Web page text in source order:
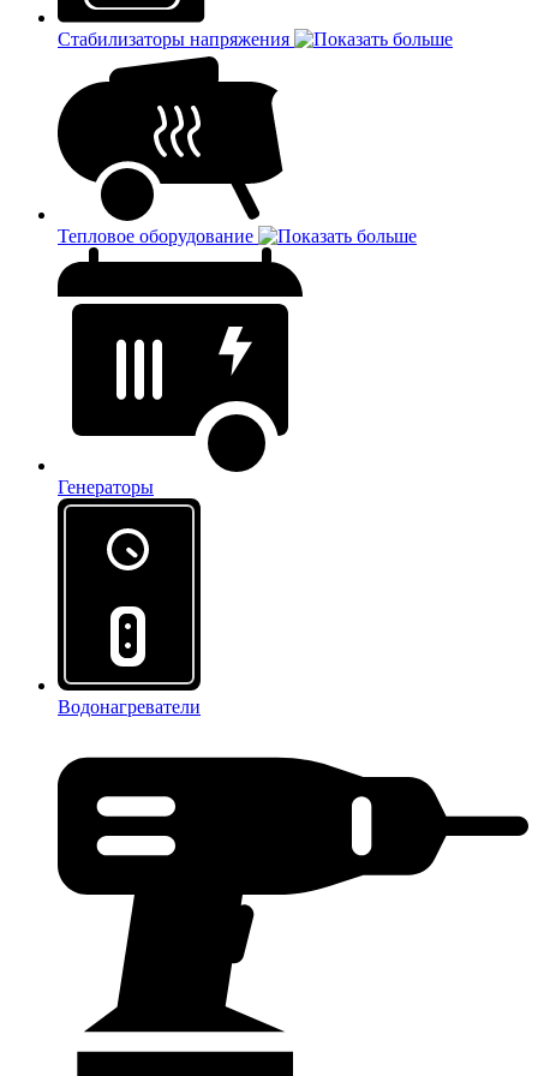
Стабилизаторы напряжения
Тепловое оборудование
Генераторы
Водонагреватели